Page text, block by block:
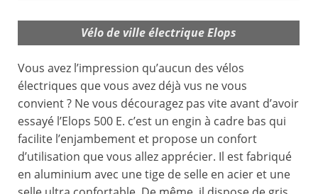
Vélo de ville électrique Elops
Vous avez l’impression qu’aucun des vélos
électriques que vous avez déjà vus ne vous
convient ? Ne vous découragez pas vite avant d’avoir
essayé l’Elops 500 E. c’est un engin à cadre bas qui
facilite l’enjambement et propose un confort
d’utilisation que vous allez apprécier. Il est fabriqué
en aluminium avec une tige de selle en acier et une